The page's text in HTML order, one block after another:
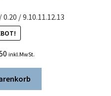
/ 9.10.11.12.13
Aktueller
Preis
ist:
€4,50.
inkl.MwSt.